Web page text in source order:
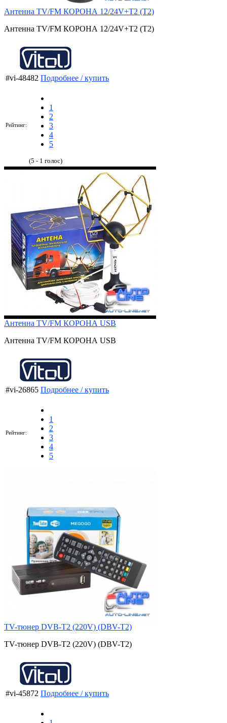
Антенна TV/FM КОРОНА 12/24V+Т2 (Т2)
Антенна TV/FM КОРОНА 12/24V+Т2 (Т2)
#vi-48482 Подробнее / купить
Рейтинг:
1
2
3
4
5
(5 - 1 голос)
Антенна TV/FM КОРОНА USB
Антенна TV/FM КОРОНА USB
#vi-26865 Подробнее / купить
Рейтинг:
1
2
3
4
5
TV-тюнер DVB-T2 (220V) (DBV-T2)
TV-тюнер DVB-T2 (220V) (DBV-T2)
#vi-45872 Подробнее / купить